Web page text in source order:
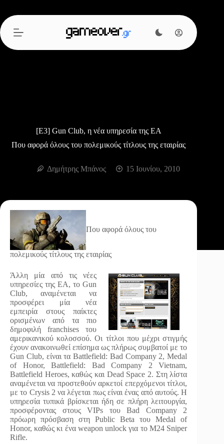
περιεχόμενο
[E3] Gun Club, η νέα υπηρεσία της ΕΑ
Που αφορά όλους του πολεμικούς τίτλους της εταιρίας
Δημήτρης Μπάνος 15 Ιουνίου, 2010
Που αφορά όλους του
πολεμικούς τίτλους της εταιρίας
Άλλη μία από τις νέες
υπηρεσίες της EA, το Gun
Club, αναμένεται να
προσφέρει μία νέα
εμπειρία στους παίκτες
ορισμένων από τα πιο
δημοφιλή franchises του
αμερικανικού κολοσσού. Οι τίτλοι που μέχρι στιγμής
έχουν ανακοινωθεί επίσημα ως πλήρως συμβατοί με το
Gun Club, είναι τα Battlefield: Bad Company 2, Medal
of Honor, Battlefield: Bad Company 2 Vietnam,
Battlefield Heroes, καθώς και Dead Space 2. Στη λίστα
αναμένεται να προστεθούν αρκετοί επερχόμενοι τίτλοι,
με το Crysis 2 να λέγεται πως είναι ένας από αυτούς. Η
υπηρεσία τυπικά βρίσκεται ήδη σε πλήρη λειτουργία,
προσφέροντας στους VIPs του Bad Company 2
πρόωρη πρόσβαση στη Public Beta του Medal of
Honor, καθώς κι ένα weapon unlock για το M24 Sniper
Rifle.